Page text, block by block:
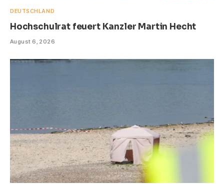
DEUTSCHLAND
Hochschulrat feuert Kanzler Martin Hecht
August 6, 2026